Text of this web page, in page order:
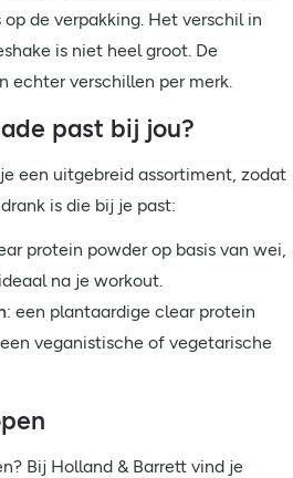
de verpakking. Het verschil in
is niet heel groot. De
echter verschillen per merk.
past bij jou?
een uitgebreid assortiment, zodat
is die bij je past:
protein powder op basis van wei,
na je workout.
: een plantaardige clear protein
veganistische of vegetarische
Bij Holland & Barrett vind je